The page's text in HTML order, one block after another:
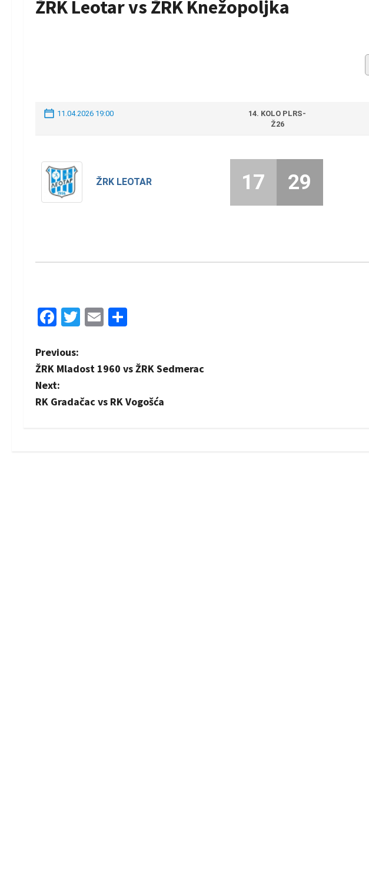
ŽRK Leotar vs ŽRK Knežopoljka
11.04.2026 19:00
14. KOLO PLRS-
Ž26
ŽRK LEOTAR 17 29
Facebook
Twitter
Email
P
o
s
Previous:
ŽRK Mladost 1960 vs ŽRK Sedmerac
Next:
RK Gradačac vs RK Vogošća